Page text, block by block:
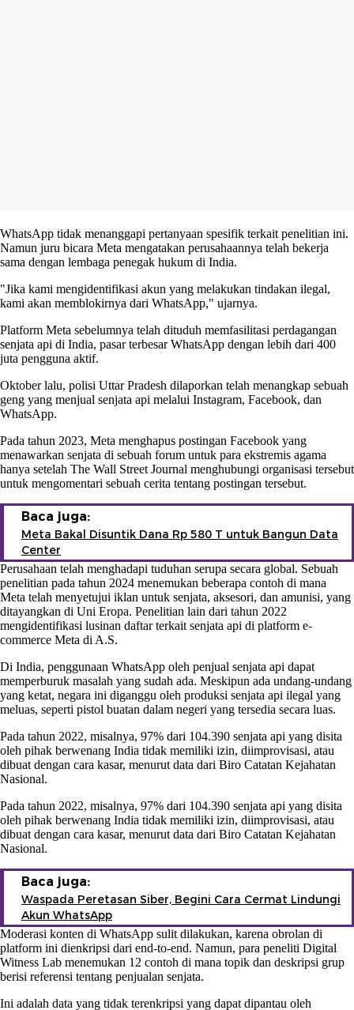
WhatsApp tidak menanggapi pertanyaan spesifik terkait penelitian ini.
Namun juru bicara Meta mengatakan perusahaannya telah bekerja
sama dengan lembaga penegak hukum di India.
"Jika kami mengidentifikasi akun yang melakukan tindakan ilegal,
kami akan memblokirnya dari WhatsApp," ujarnya.
Platform Meta sebelumnya telah dituduh memfasilitasi perdagangan
senjata api di India, pasar terbesar WhatsApp dengan lebih dari 400
juta pengguna aktif.
Oktober lalu, polisi Uttar Pradesh dilaporkan telah menangkap sebuah
geng yang menjual senjata api melalui Instagram, Facebook, dan
WhatsApp.
Pada tahun 2023, Meta menghapus postingan Facebook yang
menawarkan senjata di sebuah forum untuk para ekstremis agama
hanya setelah The Wall Street Journal menghubungi organisasi tersebut
untuk mengomentari sebuah cerita tentang postingan tersebut.
Baca juga:
Meta Bakal Disuntik Dana Rp 580 T untuk Bangun Data
Center
Perusahaan telah menghadapi tuduhan serupa secara global. Sebuah
penelitian pada tahun 2024 menemukan beberapa contoh di mana
Meta telah menyetujui iklan untuk senjata, aksesori, dan amunisi, yang
ditayangkan di Uni Eropa. Penelitian lain dari tahun 2022
mengidentifikasi lusinan daftar terkait senjata api di platform e-
commerce Meta di A.S.
Di India, penggunaan WhatsApp oleh penjual senjata api dapat
memperburuk masalah yang sudah ada. Meskipun ada undang-undang
yang ketat, negara ini diganggu oleh produksi senjata api ilegal yang
meluas, seperti pistol buatan dalam negeri yang tersedia secara luas.
Pada tahun 2022, misalnya, 97% dari 104.390 senjata api yang disita
oleh pihak berwenang India tidak memiliki izin, diimprovisasi, atau
dibuat dengan cara kasar, menurut data dari Biro Catatan Kejahatan
Nasional.
Pada tahun 2022, misalnya, 97% dari 104.390 senjata api yang disita
oleh pihak berwenang India tidak memiliki izin, diimprovisasi, atau
dibuat dengan cara kasar, menurut data dari Biro Catatan Kejahatan
Nasional.
Baca juga:
Waspada Peretasan Siber, Begini Cara Cermat Lindungi
Akun WhatsApp
Moderasi konten di WhatsApp sulit dilakukan, karena obrolan di
platform ini dienkripsi dari end-to-end. Namun, para peneliti Digital
Witness Lab menemukan 12 contoh di mana topik dan deskripsi grup
berisi referensi tentang penjualan senjata.
Ini adalah data yang tidak terenkripsi yang dapat dipantau oleh